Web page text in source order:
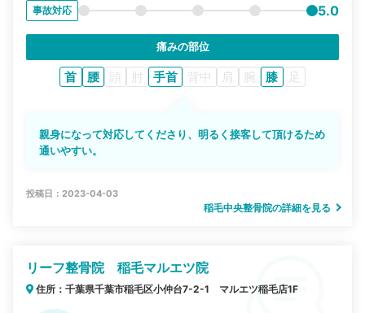
事故対応 5.0
痛みの部位
首 腰 頭 肘 手首 背中 肩 腕 膝 足
親身になって対応してくださり、明るく接客して頂けるため
通いやすい。
投稿日：2023-04-03
稲毛中央整骨院の詳細を見る
リーフ整骨院 稲毛マルエツ院
住所：千葉県千葉市稲毛区小仲台7-2-1 マルエツ稲毛店1F